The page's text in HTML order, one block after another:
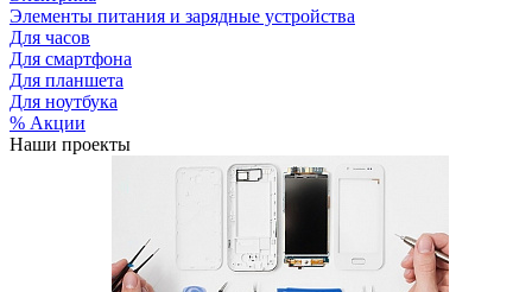
Элементы питания и зарядные устройства
Для часов
Для смартфона
Для планшета
Для ноутбука
% Акции
Наши проекты